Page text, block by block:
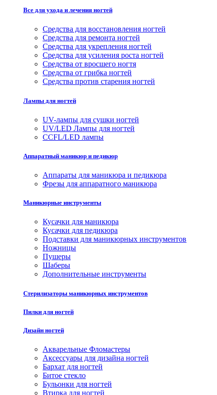
Все для ухода и лечения ногтей
Средства для восстановления ногтей
Средства для ремонта ногтей
Средства для укрепления ногтей
Средства для усиления роста ногтей
Средства от вросшего ногтя
Средства от грибка ногтей
Средства против старения ногтей
Лампы для ногтей
UV-лампы для сушки ногтей
UV/LED Лампы для ногтей
CCFL/LED лампы
Аппаратный маникюр и педикюр
Аппараты для маникюра и педикюра
Фрезы для аппаратного маникюра
Маникюрные инструменты
Кусачки для маникюра
Кусачки для педикюра
Подставки для маникюрных инструментов
Ножницы
Пушеры
Шаберы
Дополнительные инструменты
Стерилизаторы маникюрных инструментов
Пилки для ногтей
Дизайн ногтей
Акварельные Фломастеры
Аксессуары для дизайна ногтей
Бархат для ногтей
Битое стекло
Бульонки для ногтей
Втирка для ногтей